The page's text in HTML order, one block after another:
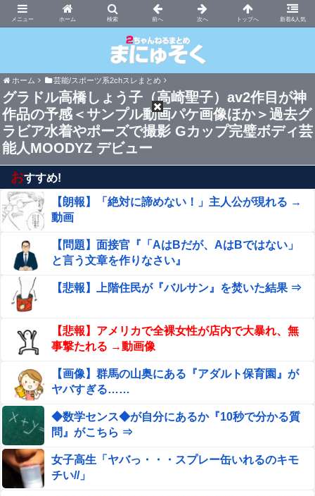
ホーム 新着&人気
まにゅそく 2chまとめニュース速報VIP
ホーム 芸能/スポーツ系2chスレまとめ
グラドル高橋しょう子（高崎聖子）av2作目が神
作品の予感＜サンプル動画パケ画像ほか＞過去グ
ラビア水着やポーズで撮影 Gカップ完璧ボディ芸
能人MOODYZ デビュー
おすすめ!
【朗報】「絶対に諦めない！」主人公が現れる →
動画
【問題】面接官『「AはBだが、AはBではない」
と言う文章を作りなさい』
【悲報】上階住民が『バルサン』を焚いた結果 ⇒
【悲報】アメリカで全裸女性が店内で大暴れ、無
事撃たれる →動画像
【画像】群馬の山奥にある『アダルト保育園』が
ヤバすぎる……
◆数学センス◆が自分にあるか『10秒で分かる質
問』がこちら ⇒
女子高生「ヤバっ・・・スプレー缶いれるのキモ
チい//」